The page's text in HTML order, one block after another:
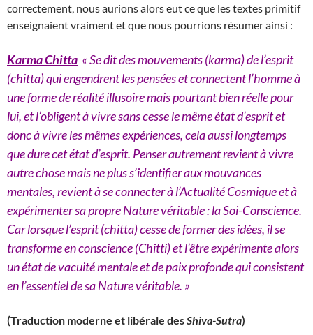
correctement, nous aurions alors eut ce que les textes primitif
enseignaient vraiment et que nous pourrions résumer ainsi :
Karma Chitta « Se dit des mouvements (karma) de l’esprit
(chitta) qui engendrent les pensées et connectent l’homme à
une forme de réalité illusoire mais pourtant bien réelle pour
lui, et l’obligent à vivre sans cesse le même état d’esprit et
donc à vivre les mêmes expériences, cela aussi longtemps
que dure cet état d’esprit. Penser autrement revient à vivre
autre chose mais ne plus s’identifier aux mouvances
mentales, revient à se connecter à l’Actualité Cosmique et à
expérimenter sa propre Nature véritable : la Soi-Conscience.
Car lorsque l’esprit (chitta) cesse de former des idées, il se
transforme en conscience (Chitti) et l’être expérimente alors
un état de vacuité mentale et de paix profonde qui consistent
en l’essentiel de sa Nature véritable. »
(Traduction moderne et libérale desShiva-Sutra)